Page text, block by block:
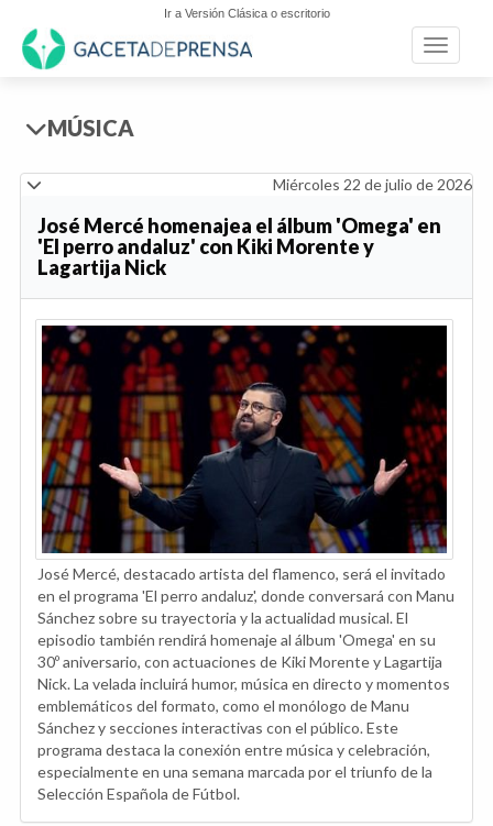
Ir a Versión Clásica o escritorio
Toggle
MÚSICA
Miércoles 22 de julio de 2026
José Mercé homenajea el álbum 'Omega' en
'El perro andaluz' con Kiki Morente y
Lagartija Nick
José Mercé, destacado artista del flamenco, será el invitado
en el programa 'El perro andaluz', donde conversará con Manu
Sánchez sobre su trayectoria y la actualidad musical. El
episodio también rendirá homenaje al álbum 'Omega' en su
30º aniversario, con actuaciones de Kiki Morente y Lagartija
Nick. La velada incluirá humor, música en directo y momentos
emblemáticos del formato, como el monólogo de Manu
Sánchez y secciones interactivas con el público. Este
programa destaca la conexión entre música y celebración,
especialmente en una semana marcada por el triunfo de la
Selección Española de Fútbol.